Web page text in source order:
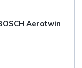
Aerotwin